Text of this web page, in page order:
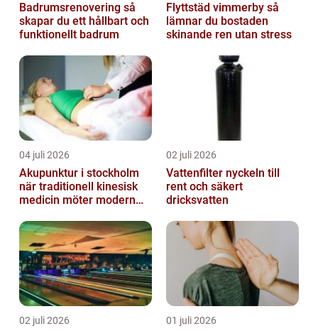
Badrumsrenovering så
skapar du ett hållbart och
funktionellt badrum
Flyttstäd vimmerby så
lämnar du bostaden
skinande ren utan stress
04 juli 2026
Akupunktur i stockholm
när traditionell kinesisk
medicin möter modern
02 juli 2026
Vattenfilter nyckeln till
rent och säkert
dricksvatten
02 juli 2026 01 juli 2026